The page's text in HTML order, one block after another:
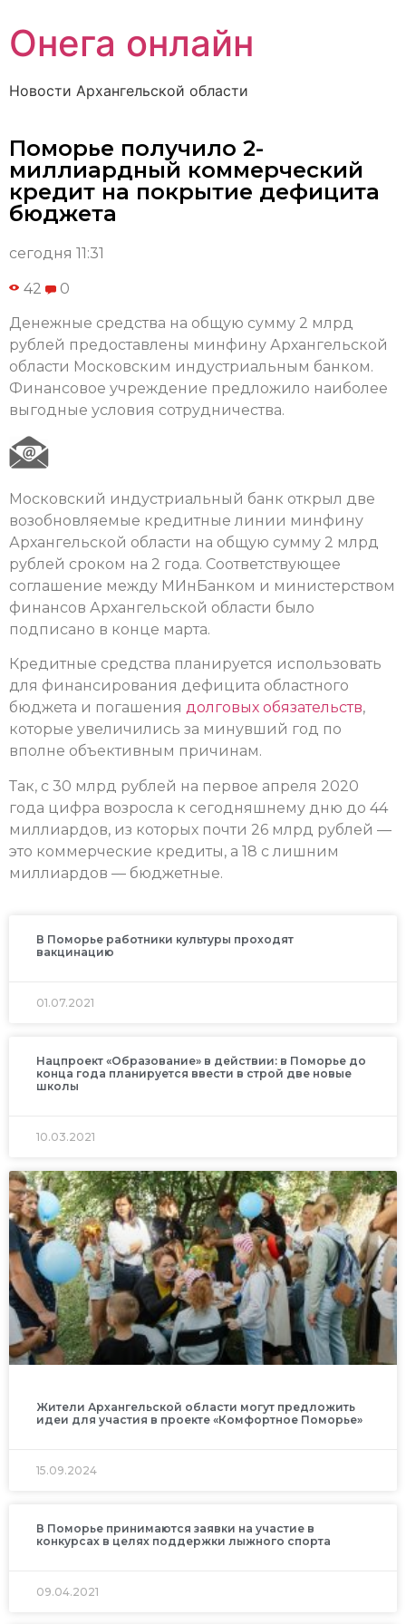
Онега онлайн
Новости Архангельской области
Поморье получило 2-
миллиардный коммерческий
кредит на покрытие дефицита
бюджета
сегодня 11:31
42 0
Денежные средства на общую сумму 2 млрд
рублей предоставлены минфину Архангельской
области Московским индустриальным банком.
Финансовое учреждение предложило наиболее
выгодные условия сотрудничества.
Московский индустриальный банк открыл две
возобновляемые кредитные линии минфину
Архангельской области на общую сумму 2 млрд
рублей сроком на 2 года. Соответствующее
соглашение между МИнБанком и министерством
финансов Архангельской области было
подписано в конце марта.
Кредитные средства планируется использовать
для финансирования дефицита областного
бюджета и погашения долговых обязательств,
которые увеличились за минувший год по
вполне объективным причинам.
Так, с 30 млрд рублей на первое апреля 2020
года цифра возросла к сегодняшнему дню до 44
миллиардов, из которых почти 26 млрд рублей —
это коммерческие кредиты, а 18 с лишним
миллиардов — бюджетные.
В Поморье работники культуры проходят
вакцинацию
01.07.2021
Нацпроект «Образование» в действии: в Поморье до
конца года планируется ввести в строй две новые
школы
10.03.2021
Жители Архангельской области могут предложить
идеи для участия в проекте «Комфортное Поморье»
15.09.2024
В Поморье принимаются заявки на участие в
конкурсах в целях поддержки лыжного спорта
09.04.2021